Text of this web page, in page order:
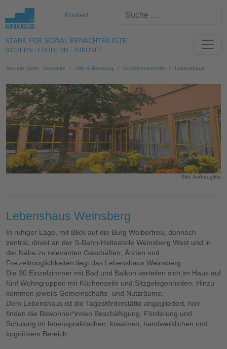
Kontakt
STARK FÜR SOZIAL BENACHTEILIGTE
SICHERN · FÖRDERN · ZUKUNFT
Aktuelle Seite: Startseite Hilfe & Beratung Suchtkrankenhilfe Lebenshaus
Bild: Aufbaugilde
Lebenshaus Weinsberg
In ruhiger Lage, mit Blick auf die Burg Weibertreu, dennoch
zentral, direkt an der S-Bahn-Haltestelle Weinsberg West und in
der Nähe zu relevanten Geschäften, Ärzten und
Freizeitmöglichkeiten liegt das Lebenshaus Weinsberg.
Die 30 Einzelzimmer mit Bad und Balkon verteilen sich im Haus auf
fünf Wohngruppen mit Küchenzeile und Sitzgelegenheiten. Hinzu
kommen jeweils Gemeinschafts- und Nutzräume.
Dem Lebenshaus ist die Tagesförderstätte angegliedert, hier
finden die Bewohner*innen Beschäftigung, Förderung und
Schulung im lebenspraktischen, kreativen, handwerklichen und
kognitivem Bereich.